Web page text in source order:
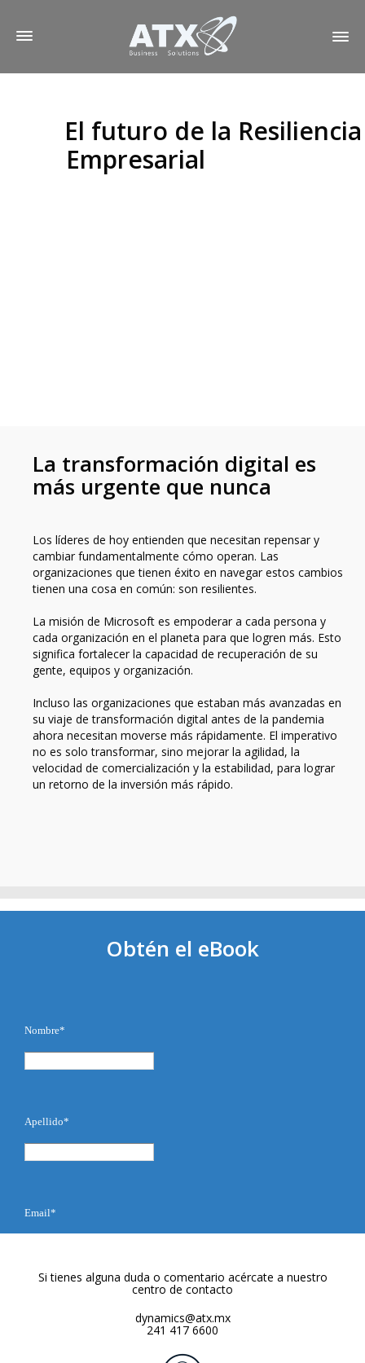
El futuro de la Resiliencia
Empresarial
La transformación digital es
más urgente que nunca
Los líderes de hoy entienden que necesitan repensar y
cambiar fundamentalmente cómo operan. Las
organizaciones que tienen éxito en navegar estos cambios
tienen una cosa en común: son resilientes.
La misión de Microsoft es empoderar a cada persona y
cada organización en el planeta para que logren más. Esto
significa fortalecer la capacidad de recuperación de su
gente, equipos y organización.
Incluso las organizaciones que estaban más avanzadas en
su viaje de transformación digital antes de la pandemia
ahora necesitan moverse más rápidamente. El imperativo
no es solo transformar, sino mejorar la agilidad, la
velocidad de comercialización y la estabilidad, para lograr
un retorno de la inversión más rápido.
Obtén el eBook
Si tienes alguna duda o comentario acércate a nuestro
centro de contacto
dynamics@atx.mx
241 417 6600